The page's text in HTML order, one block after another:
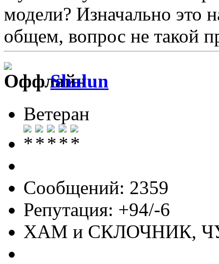
модели? Изначально это
общем, вопрос не такой
Shalun
Ветеран
Сообщений: 2359
Репутация: +94/-6
ХАМ и СКЛОЧНИК,